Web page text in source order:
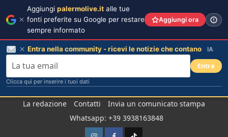
La redazione Contatti
Invia un comunicato stampa
Whatsapp: +39 3938163848
Aggiungi palermolive.it alle tue
fonti preferite su Google per restare
sempre informato
Aggiungi ora
Entra nella community - ricevi le notizie che contano IA
Entra
Clicca qui per inserire i tuoi dati